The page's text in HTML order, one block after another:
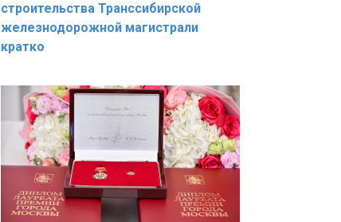
строительства Транссибирской
железнодорожной магистрали
кратко